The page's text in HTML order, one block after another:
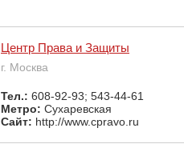
Центр Права и Защиты
г. Москва
Тел.: 608-92-93; 543-44-61
Метро: Сухаревская
Сайт: http://www.cpravo.ru